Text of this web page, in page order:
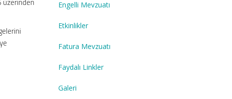
üzerinden
Engelli Mevzuatı
Etkinlikler
Fatura Mevzuatı
Faydalı Linkler
Galeri